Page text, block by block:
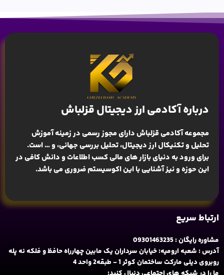
درباره آکادمی ارز دیجیتال قزلباش
مجموعه آکادمی قزلباش دارای مجوز رسمی در زمینهآموزش
تحلیل و تکنیکال ارز دیجیتال، تحلیل بررسی جهانی، و … است.
برای ورود به دنیای بازار های مالی کسب اطلاعات و دانش کافی در
این حوزه و نیز آشنایی با این اکوسیستم ضروری می باشد.
ارتباط سریع
مشاوره رایگان : 09301463235
آدرس : شعبه ارومیه: خیابان سرداران یک مابین چهارراه حافظ و فلکه نه پله
روبروی دیلی مارکت ساختمان کوثر 1 - طبقه2 واحد 4